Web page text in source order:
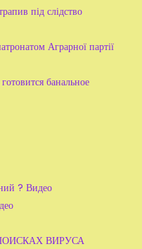
під слідство
Аграрної партії
банальное
? Видео
ВИРУСА